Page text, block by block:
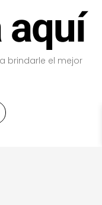
aquí
brindarle el mejor